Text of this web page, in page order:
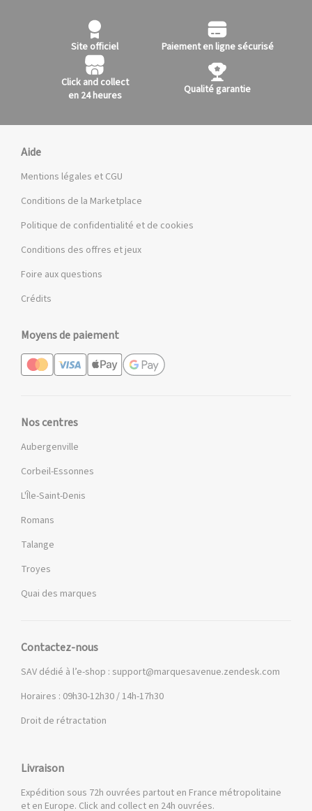
Site officiel Paiement en ligne sécurisé
Click and collect
en 24 heures
Qualité garantie
Aide
Mentions légales et CGU
Conditions de la Marketplace
Politique de confidentialité et de cookies
Conditions des offres et jeux
Foire aux questions
Crédits
Moyens de paiement
Nos centres
Aubergenville
Corbeil-Essonnes
L'Île-Saint-Denis
Romans
Talange
Troyes
Quai des marques
Contactez-nous
SAV dédié à l’e-shop : support@marquesavenue.zendesk.com
Horaires : 09h30-12h30 / 14h-17h30
Droit de rétractation
Livraison
Expédition sous 72h ouvrées partout en France métropolitaine
et en Europe. Click and collect en 24h ouvrées.